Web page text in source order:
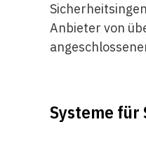
Anbieter von
Systeme für